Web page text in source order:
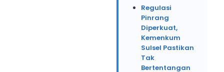
Regulasi
Pinrang
Diperkuat,
Kemenkum
Sulsel Pastikan
Tak
Bertentangan